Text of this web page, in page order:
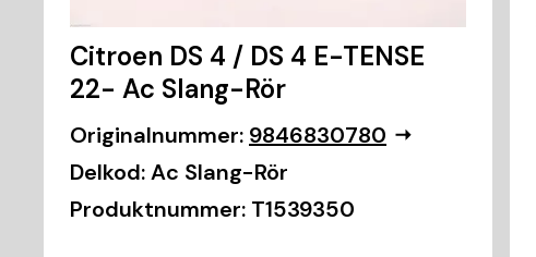
Citroen DS 4 / DS 4 E-TENSE
22- Ac Slang-Rör
Originalnummer: 9846830780
Delkod:Ac Slang-Rör
Produktnummer: T1539350